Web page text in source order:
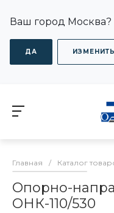
Ваш город Москва?
ДА ИЗМЕНИТЬ
Главная / Каталог
Опорно-
ОНК-110/530